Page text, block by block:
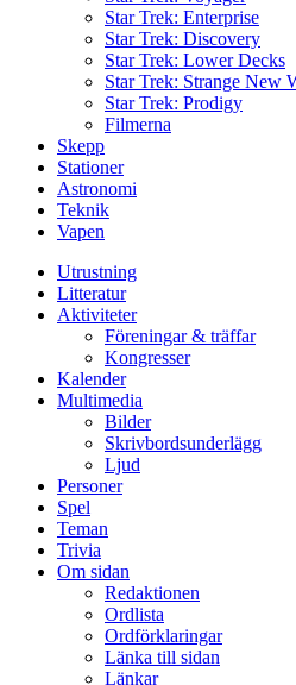
Star Trek: Enterprise
Star Trek: Discovery
Star Trek: Lower Decks
Star Trek: Strange New
Star Trek: Prodigy
Filmerna
Skepp
Stationer
Astronomi
Teknik
Vapen
Utrustning
Litteratur
Aktiviteter
Föreningar & träffar
Kongresser
Kalender
Multimedia
Bilder
Skrivbordsunderlägg
Ljud
Personer
Spel
Teman
Trivia
Om sidan
Redaktionen
Ordlista
Ordförklaringar
Länka till sidan
Länkar